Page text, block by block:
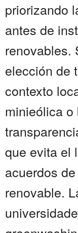
priorizando
antes de
renovables.
elección de
contexto
minieólica
que evita el
acuerdos
renovable.